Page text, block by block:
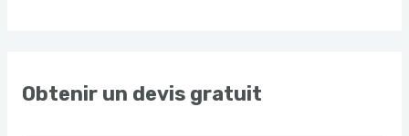
Obtenir un devis gratuit